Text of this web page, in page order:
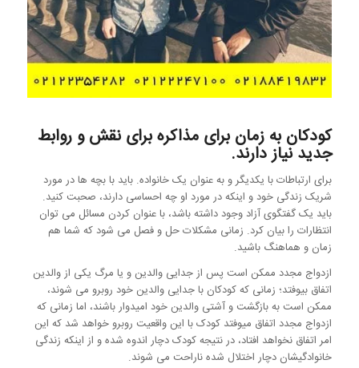
کودکان به زمان برای مذاکره برای نقش و روابط
جدید نیاز دارند.
برای ارتباطات با یکدیگر و به عنوان یک خانواده. باید با بچه ها در مورد
شریک زندگی خود و اینکه در مورد او چه احساسی دارند، صحبت کنید.
باید یک گفتگوی آزاد وجود داشته باشد، با عنوان کردن مسائل می توان
انتظارات را بیان کرد. زمانی مشکلات حل و فصل می شود که شما هم
زمان و هماهنگ باشید.
ازدواج مجدد ممکن است پس از جدایی والدین و یا مرگ یکی از والدین
اتفاق بیوفتد؛ زمانی که کودکان با جدایی والدین خود روبرو می شوند،
ممکن است به بازگشت و آشتی والدین خود امیدوار باشند، اما زمانی که
ازدواج مجدد اتفاق میوفتد کودک با این واقعیت روبرو خواهد شد که این
امر اتفاق نخواهد افتاد، در نتیجه کودک دچار اندوه شده و از اینکه زندگی
خانوادگیشان دچار اختلال شده ناراحت می شوند.